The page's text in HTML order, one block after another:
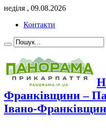
неділя , 09.08.2026
Контакти
Франківщини –
Івано-